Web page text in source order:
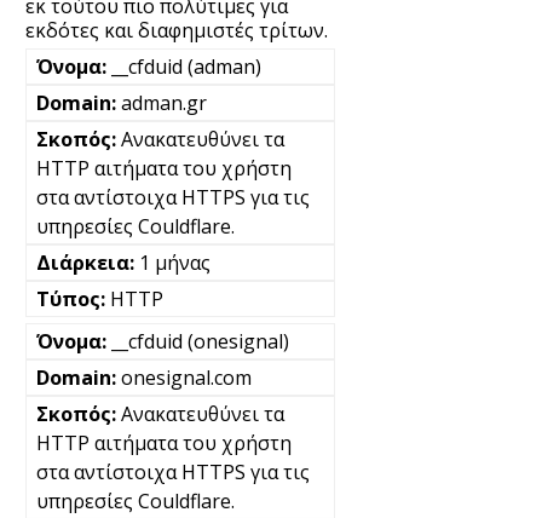
εκ τούτου πιο πολύτιμες για
εκδότες και διαφημιστές τρίτων.
__cfduid (adman)
adman.gr
Ανακατευθύνει τα
HTTP αιτήματα του χρήστη
στα αντίστοιχα HTTPS για τις
υπηρεσίες Couldflare.
1 μήνας
HTTP
__cfduid (onesignal)
onesignal.com
Ανακατευθύνει τα
HTTP αιτήματα του χρήστη
στα αντίστοιχα HTTPS για τις
υπηρεσίες Couldflare.